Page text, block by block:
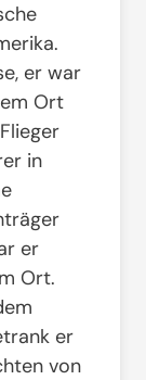
er war
Ort
in
er
Ort.
er
von